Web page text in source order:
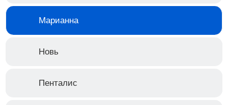
Рициниол-С, 15 мл
Артикул: 1118Марианна
Новь
Пенталис